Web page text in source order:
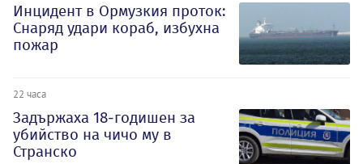
Инцидент в Ормузкия проток:
Снаряд удари кораб, избухна
пожар
22 часа
Задържаха 18-годишен за
убийство на чичо му в
Странско